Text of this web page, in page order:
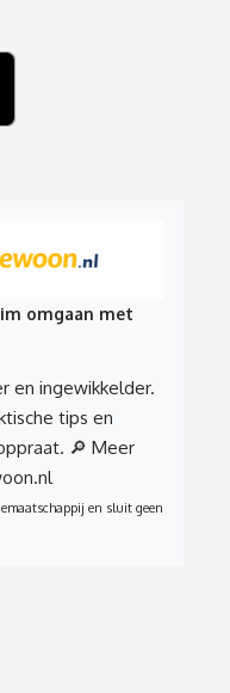
omgaan met
en ingewikkelder.
tips en
🔎 Meer
en sluit geen